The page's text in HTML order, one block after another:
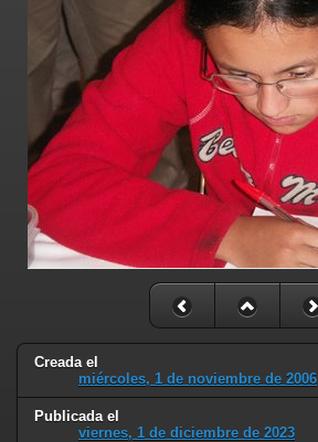
Creada el
miércoles, 1 de noviembre de 2006
Publicada el
viernes, 1 de diciembre de 2023